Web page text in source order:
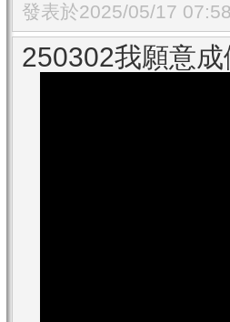
發表於2025/05/17
250302我願意成